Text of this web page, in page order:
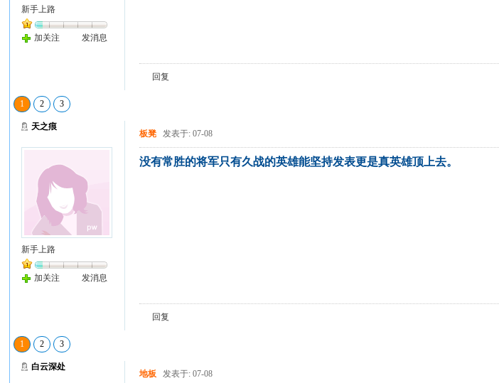
新手上路
加关注 发消息
回复
1 2 3
天之痕
新手上路
加关注 发消息
板凳 发表于: 07-08
没有常胜的将军只有久战的英雄能坚持发表更是真英雄顶上去。
回复
1 2 3
白云深处
地板 发表于: 07-08